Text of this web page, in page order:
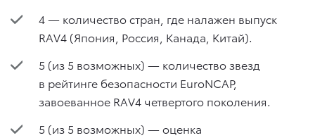
4 — количество стран, где налажен выпуск
RAV4 (Япония, Россия, Канада, Китай).
5 (из 5 возможных) — количество звезд
в рейтинге безопасности EuroNCAP,
завоеванное RAV4 четвертого поколения.
5 (из 5 возможных) — оценка